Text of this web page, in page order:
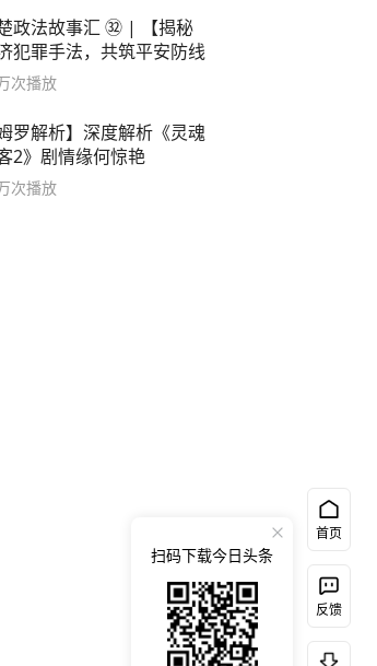
政法故事汇 ㉜ | 【揭秘
犯罪手法，共筑平安防线
次播放
姆罗解析】深度解析《灵魂
2》剧情缘何惊艳
次播放
首页
反馈
扫码下载今日头条